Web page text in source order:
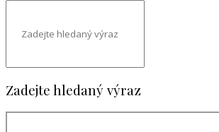
Zadejte hledaný výraz